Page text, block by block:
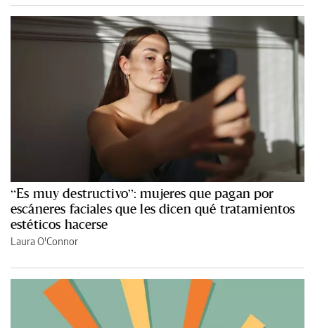
“Es muy destructivo”: mujeres que pagan por
escáneres faciales que les dicen qué tratamientos
estéticos hacerse
Laura O'Connor